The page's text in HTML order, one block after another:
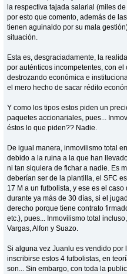
la respectiva tajada salarial (miles
por esto que comento, además de
tienen aguinaldo por su mala
situación.
Esta es, desgraciadamente, la
por auténticos incompetentes, con el
destrozando económica e
el mero hecho de sacar rédito
Y como los tipos estos piden un
paquetes accionariales, pues...
éstos lo que piden?? Nadie.
De igual manera, inmovilismo total
debido a la ruina a la que han
ni tan siquiera de fichar a nadie. Es
deberían ser de la plantilla, el SFC
17 M a un futbolista, y ese es el
durante ya más de 30 días, si el
derecho porque tiene contrato
etc.), pues... Inmovilismo total
Vargas, Alfon y Suazo.
Si alguna vez Juanlu es vendido por
inscribirse estos 4 futbolistas, en
son... Sin embargo, con toda la